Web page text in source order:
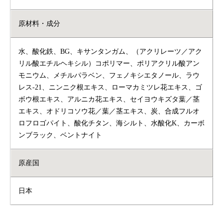
原材料・成分
水、酸化鉄、BG、キサンタンガム、（アクリレーツ／アク
リル酸エチルヘキシル）コポリマー、ポリアクリル酸アン
モニウム、メチルパラベン、フェノキシエタノール、ラウ
レス-21、ニンニク根エキス、ローマカミツレ花エキス、ゴ
ボウ根エキス、アルニカ花エキス、セイヨウキズタ葉／茎
エキス、オドリコソウ花／葉／茎エキス、炭、合成フルオ
ロフロゴパイト、酸化チタン、海シルト、水酸化K、カーボ
ンブラック、ベントナイト
原産国
日本